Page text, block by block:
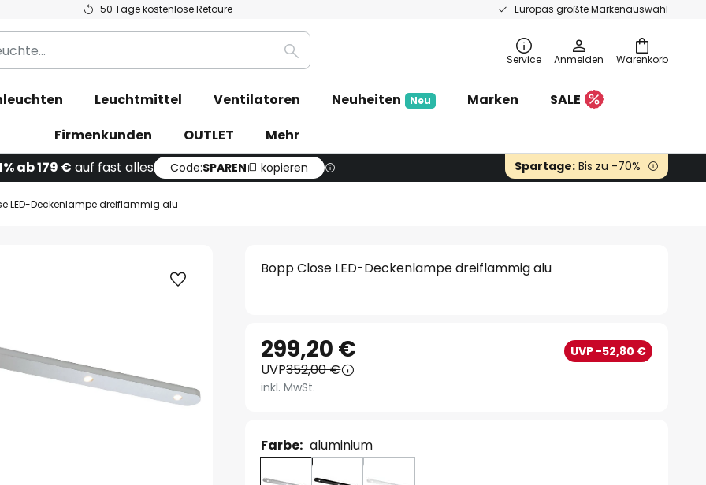
50 Tage kostenlose Retoure Europas größte Markenauswahl
Warenkorb
Suche Service Anmelden
Leuchtmittel Ventilatoren Neuheiten Neu Marken
SALE
Firmenkunden
OUTLET
Mehr
ab 179 € auf fast alles Code:SPAREN kopieren Spartage: Bis zu -70%
LED-Deckenlampe dreiflammig alu
Bopp Close LED-Deckenlampe dreiflammig alu
299,20 € UVP -52,80 €
UVP352,00 €
inkl. MwSt.
Farbe: aluminium